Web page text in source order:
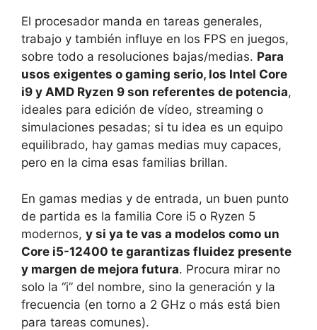
El procesador manda en tareas generales,
trabajo y también influye en los FPS en juegos,
sobre todo a resoluciones bajas/medias. Para
usos exigentes o gaming serio, los Intel Core
i9 y AMD Ryzen 9 son referentes de potencia,
ideales para edición de vídeo, streaming o
simulaciones pesadas; si tu idea es un equipo
equilibrado, hay gamas medias muy capaces,
pero en la cima esas familias brillan.
En gamas medias y de entrada, un buen punto
de partida es la familia Core i5 o Ryzen 5
modernos, y si ya te vas a modelos como un
Core i5-12400 te garantizas fluidez presente
y margen de mejora futura. Procura mirar no
solo la “i” del nombre, sino la generación y la
frecuencia (en torno a 2 GHz o más está bien
para tareas comunes).